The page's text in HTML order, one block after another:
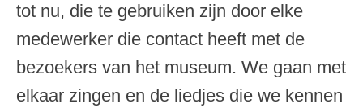
tot nu, die te gebruiken zijn door elke
medewerker die contact heeft met de
bezoekers van het museum. We gaan met
elkaar zingen en de liedjes die we kennen